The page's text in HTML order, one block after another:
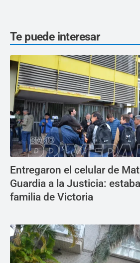
Te puede interesar
Entregaron el celular de
Guardia a la Justicia:
familia de Victoria